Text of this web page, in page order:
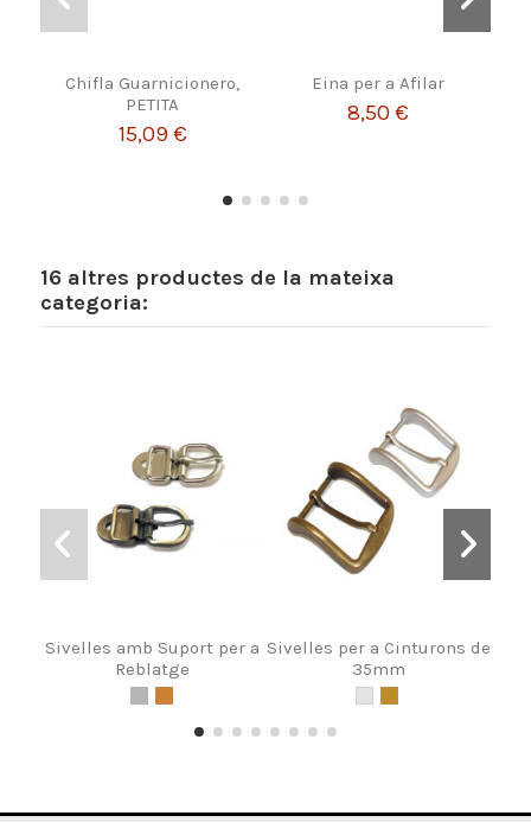
Chifla Guarnicionero,
PETITA
15,09 €
Eina per a Afilar
8,50 €
16 altres productes de la mateixa
categoria:
Sivelles amb Suport per a
Reblatge
Sivelles per a Cinturons de
35mm